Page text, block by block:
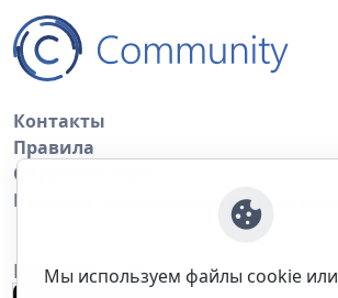
Контакты
Правила
Обратная связь
Правила копирования материалов
Приложение
Мы используем файлы cookie или